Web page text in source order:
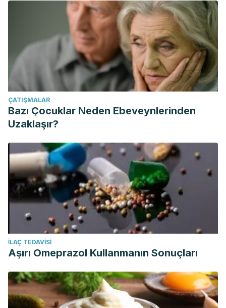
ÇATIŞMALAR
Bazı Çocuklar Neden Ebeveynlerinden
Uzaklaşır?
İLAÇ TEDAVISI
Aşırı Omeprazol Kullanmanın Sonuçları